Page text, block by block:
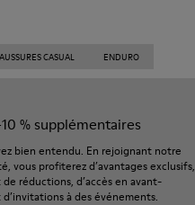
CASUAL ENDURO
% supplémentaires
bien entendu. En rejoignant notre
vous profiterez d’avantages exclusifs,
réductions, d’accès en avant-
à des événements.